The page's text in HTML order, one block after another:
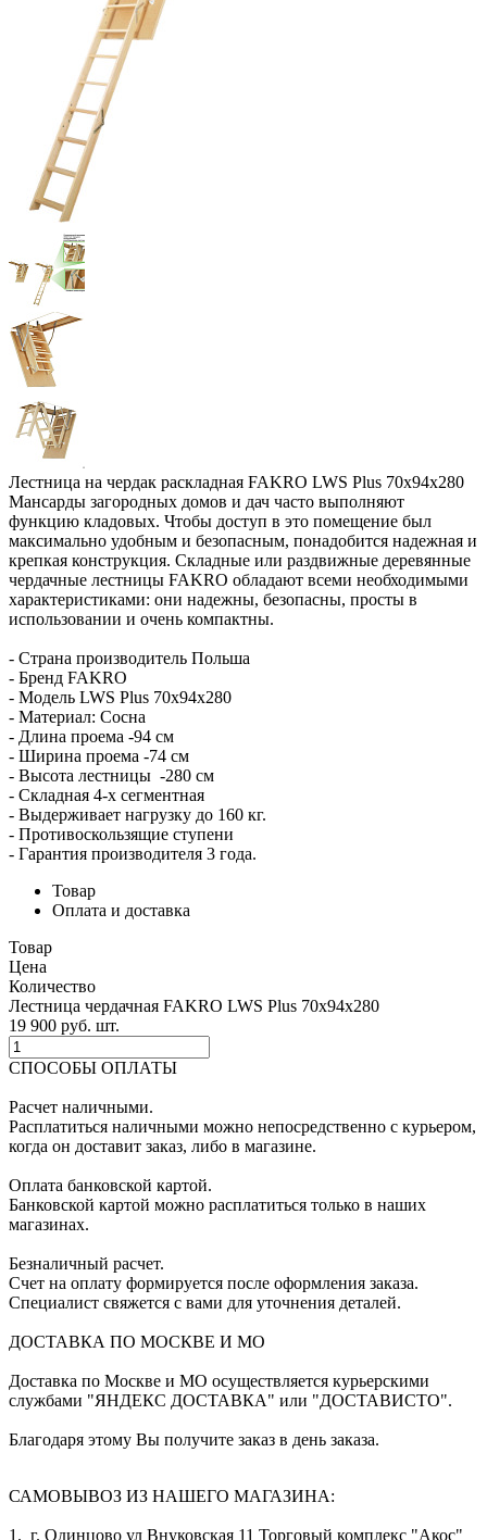
Лестница на чердак раскладная FAKRO LWS Plus 70х94х280
Мансарды загородных домов и дач часто выполняют
функцию кладовых. Чтобы доступ в это помещение был
максимально удобным и безопасным, понадобится надежная и
крепкая конструкция. Складные или раздвижные деревянные
чердачные лестницы FAKRO обладают всеми необходимыми
характеристиками: они надежны, безопасны, просты в
использовании и очень компактны.
- Страна производитель Польша
- Бренд FAKRO
- Модель LWS Plus 70х94х280
- Материал: Сосна
- Длина проема -94 см
- Ширина проема -74 см
- Высота лестницы -280 см
- Складная 4-х сегментная
- Выдерживает нагрузку до 160 кг.
- Противоскользящие ступени
- Гарантия производителя 3 года.
Товар
Оплата и доставка
Товар
Цена
Количество
Лестница чердачная FAKRO LWS Plus 70х94х280
19 900 pуб. шт.
СПОСОБЫ ОПЛАТЫ
Расчет наличными.
Расплатиться наличными можно непосредственно с курьером,
когда он доставит заказ, либо в магазине.
Оплата банковской картой.
Банковской картой можно расплатиться только в наших
магазинах.
Безналичный расчет.
Счет на оплату формируется после оформления заказа.
Специалист свяжется с вами для уточнения деталей.
ДОСТАВКА ПО МОСКВЕ И МО
Доставка по Москве и МО осуществляется курьерскими
службами "ЯНДЕКС ДОСТАВКА" или "ДОСТАВИСТО".
Благодаря этому Вы получите заказ в день заказа.
САМОВЫВОЗ ИЗ НАШЕГО МАГАЗИНА:
1. г. Одинцово ул Внуковская 11 Торговый комплекс "Акос"